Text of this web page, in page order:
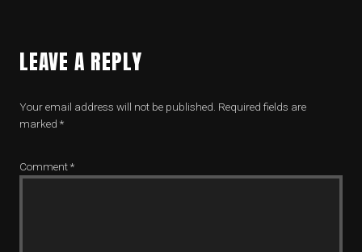
LEAVE A REPLY
Your email address will not be published. Required fields are
marked *
Comment*